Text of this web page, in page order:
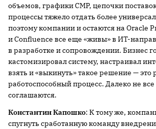
объемов, графики CMP, цепочки
процессы тяжело отдать более
поэтому компании и остаются на Oracle
и Confluence все еще «живы» в ИТ-
в разработке и сопровождении. Бизнес
кастомизировал систему, настраивал
взять и «выкинуть» такое решение — это
работоспособный процесс. Далеко не все
соглашаются.
Константин Капошко: К тому же,
спугнуть сработанную команду